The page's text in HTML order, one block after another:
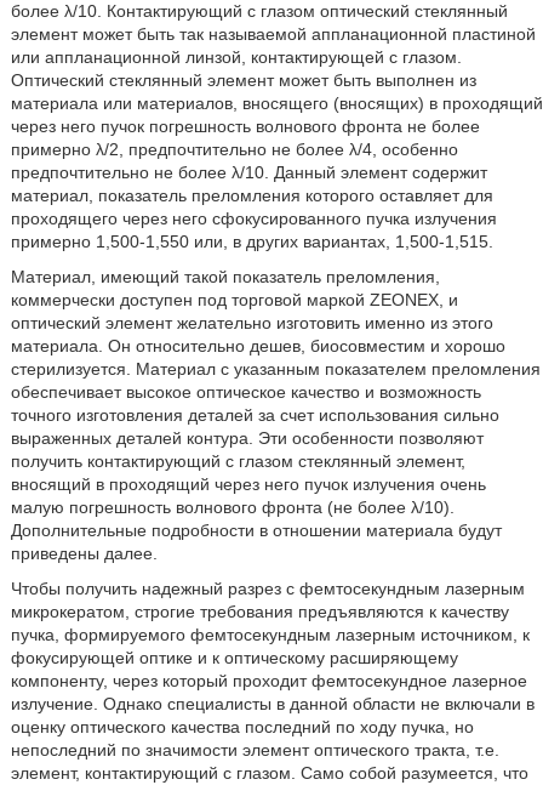
более λ/10. Контактирующий с глазом оптический стеклянный
элемент может быть так называемой аппланационной пластиной
или аппланационной линзой, контактирующей с глазом.
Оптический стеклянный элемент может быть выполнен из
материала или материалов, вносящего (вносящих) в проходящий
через него пучок погрешность волнового фронта не более
примерно λ/2, предпочтительно не более λ/4, особенно
предпочтительно не более λ/10. Данный элемент содержит
материал, показатель преломления которого оставляет для
проходящего через него сфокусированного пучка излучения
примерно 1,500-1,550 или, в других вариантах, 1,500-1,515.
Материал, имеющий такой показатель преломления,
коммерчески доступен под торговой маркой ΖΕΟΝΕΧ, и
оптический элемент желательно изготовить именно из этого
материала. Он относительно дешев, биосовместим и хорошо
стерилизуется. Материал с указанным показателем преломления
обеспечивает высокое оптическое качество и возможность
точного изготовления деталей за счет использования сильно
выраженных деталей контура. Эти особенности позволяют
получить контактирующий с глазом стеклянный элемент,
вносящий в проходящий через него пучок излучения очень
малую погрешность волнового фронта (не более λ/10).
Дополнительные подробности в отношении материала будут
приведены далее.
Чтобы получить надежный разрез с фемтосекундным лазерным
микрокератом, строгие требования предъявляются к качеству
пучка, формируемого фемтосекундным лазерным источником, к
фокусирующей оптике и к оптическому расширяющему
компоненту, через который проходит фемтосекундное лазерное
излучение. Однако специалисты в данной области не включали в
оценку оптического качества последний по ходу пучка, но
непоследний по значимости элемент оптического тракта, т.е.
элемент, контактирующий с глазом. Само собой разумеется, что